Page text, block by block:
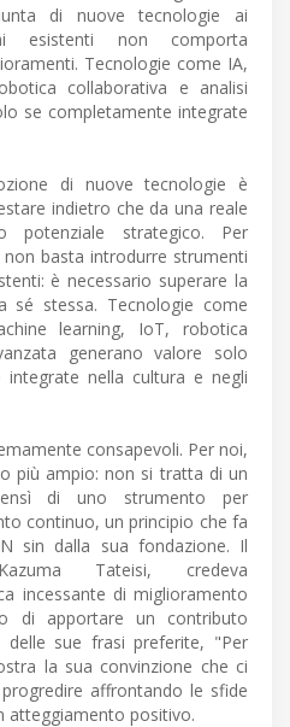
di nuove tecnologie ai
esistenti non comporta
Tecnologie come IA,
collaborativa e analisi
se completamente integrate
di nuove tecnologie è
indietro che da una reale
potenziale strategico. Per
basta introdurre strumenti
è necessario superare la
sé stessa. Tecnologie come
learning, IoT, robotica
generano valore solo
integrate nella cultura e negli
consapevoli. Per noi,
più ampio: non si tratta di un
di uno strumento per
continuo, un principio che fa
sin dalla sua fondazione. Il
Tateisi, credeva
incessante di miglioramento
di apportare un contributo
sue frasi preferite, "Per
la sua convinzione che ci
affrontando le sfide
atteggiamento positivo.